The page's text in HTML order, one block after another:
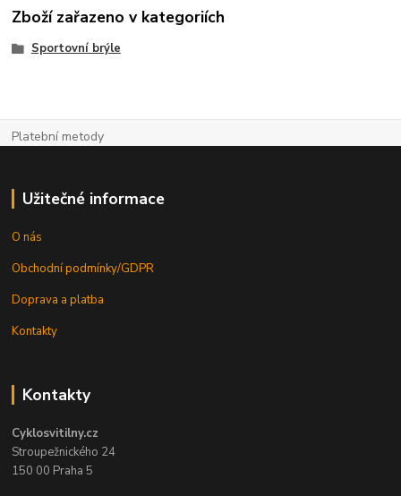
Zboží zařazeno v kategoriích
Sportovní brýle
Platební metody
Užitečné informace
O nás
Obchodní podmínky/GDPR
Doprava a platba
Kontakty
Kontakty
Cyklosvitilny.cz
Stroupežnického 24
150 00 Praha 5